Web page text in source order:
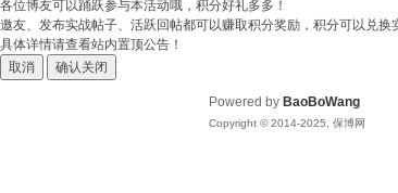
各位博友可以踊跃参与本活动哦，积分好礼多多！
邀友、发布实战帖子、活跃回帖都可以赚取积分奖励，积分可以兑换
具体详情请查看站内置顶公告！
取消
确认关闭
Powered by BaoBoWang
Copyright © 2014-2025, 保博网